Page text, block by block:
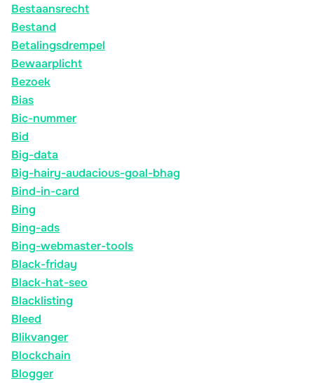
Bestaansrecht
Bestand
Betalingsdrempel
Bewaarplicht
Bezoek
Bias
Bic-nummer
Bid
Big-data
Big-hairy-audacious-goal-bhag
Bind-in-card
Bing
Bing-ads
Bing-webmaster-tools
Black-friday
Black-hat-seo
Blacklisting
Bleed
Blikvanger
Blockchain
Blogger